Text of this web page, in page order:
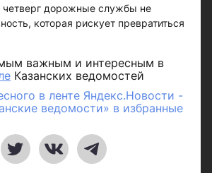
четверг дорожные службы не
которая рискует превратиться
важным и интересным в
Казанских ведомостей
в ленте Яндекс.Новости -
ведомости» в избранные